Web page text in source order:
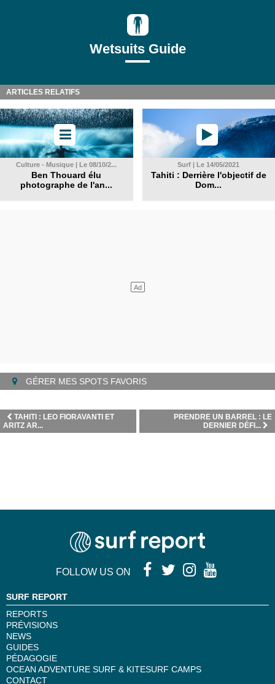
Wetsuits Guide
ARTICLES RELATIFS
Culture - Musique | Le 08/10/2...
Ben Thouard élu
photographe de l'an...
Surf | Le 14/05/2021
Tahiti : Derrière l'objectif de
Dom...
GÉRER MES SPOTS FAVORIS
PRENDRE UN BARREL : LE
DERNIER DÉFI...
TAHITI : LEO FIORAVANTI ET
ARITZ AR...
FOLLOW US ON
SURF REPORT
REPORTS
PRÉVISIONS
NEWS
GUIDES
PÉDAGOGIE
OCEAN ADVENTURE SURF & KITESURF CAMPS
CONTACT